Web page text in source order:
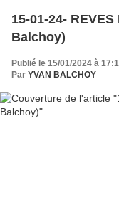
15-01-24-
Balchoy)
Publié le 15/01/2024 à
Par YVAN BALCHOY